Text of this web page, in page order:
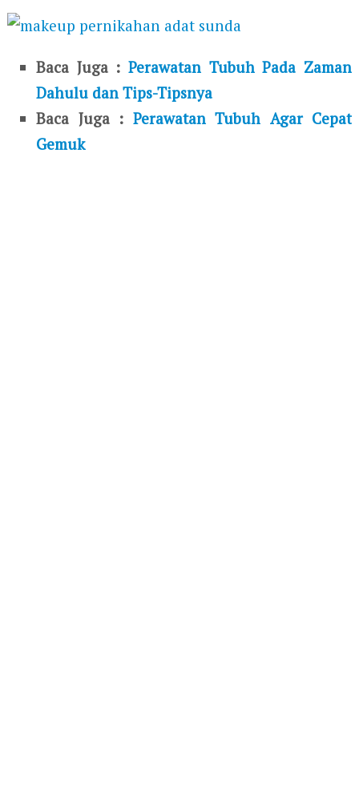
Baca Juga :Perawatan Tubuh Pada Zaman
Dahulu dan Tips-Tipsnya
Baca Juga : Perawatan Tubuh Agar Cepat
Gemuk